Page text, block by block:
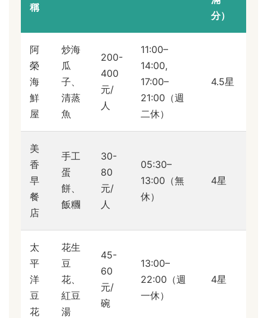
稱
分）
阿
榮
海
鮮
屋
炒海
瓜
子、
清蒸
魚
200-
400
元/
人
11:00–
14:00,
17:00–
21:00（週
二休）
4.5星
美
香
早
餐
店
手工
蛋
餅、
飯糰
30-
80
元/
人
05:30–
13:00（無
休）
4星
太
平
洋
豆
花
花生
豆
花、
紅豆
湯
45-
60
元/
碗
13:00–
22:00（週
一休）
4星